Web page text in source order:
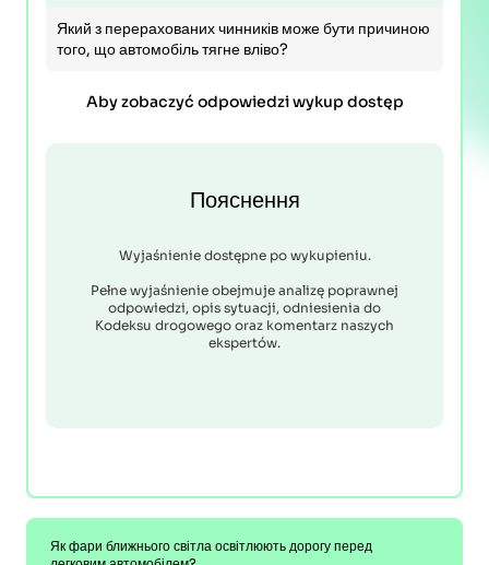
Який з перерахованих чинників може бути причиною
того, що автомобіль тягне вліво?
Aby zobaczyć odpowiedzi wykup dostęp
Пояснення
Wyjaśnienie dostępne po wykupieniu.
Pełne wyjaśnienie obejmuje analizę poprawnej
odpowiedzi, opis sytuacji, odniesienia do
Kodeksu drogowego oraz komentarz naszych
ekspertów.
Як фари ближнього світла освітлюють дорогу перед